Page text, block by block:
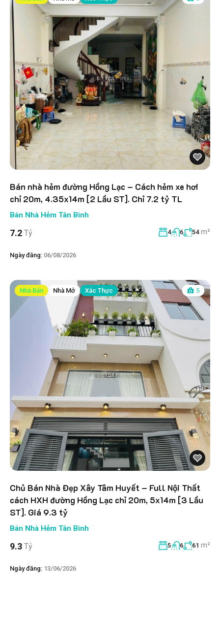
Bán nhà hẻm đường Hồng Lạc – Cách hẻm xe hơi
chỉ 20m, 4.35x14m [2 Lầu ST]. Chỉ 7.2 tỷ TL
Bán Nhà Hẻm Tân Bình
7.2 Tỷ 4 6 54 m²
Ngày đăng: 06/08/2026
Nhà Bán Nhà Mở Xác Thực 5
Chủ Bán Nhà Đẹp Xây Tâm Huyết – Full Nội Thất
cách HXH đường Hồng Lạc chỉ 20m, 5x14m [3 Lầu
ST]. Giá 9.3 tỷ
Bán Nhà Hẻm Tân Bình
9.3 Tỷ 5 6 61 m²
Ngày đăng: 13/06/2026